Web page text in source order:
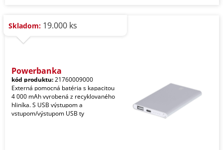
Skladom: 19.000 ks
Powerbanka
kód produktu:21760009000
Externá pomocná batéria s kapacitou
4 000 mAh vyrobená z recyklovaného
hliníka. S USB výstupom a
vstupom/výstupom USB ty